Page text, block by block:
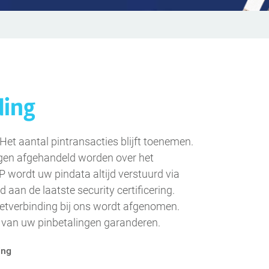
aantal pintransacties blijft toenemen.
afgehandeld worden over het
wordt uw pindata altijd verstuurd via
aan de laatste security certificering.
bij ons wordt afgenomen.
uw pinbetalingen garanderen.